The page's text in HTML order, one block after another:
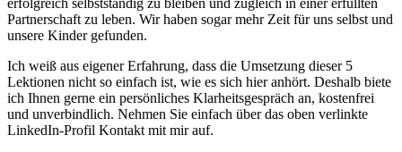
erfolgreich selbstständig zu bleiben und zugleich in einer erfüllten
Partnerschaft zu leben. Wir haben sogar mehr Zeit für uns selbst und
unsere Kinder gefunden.
Ich weiß aus eigener Erfahrung, dass die Umsetzung dieser 5
Lektionen nicht so einfach ist, wie es sich hier anhört. Deshalb biete
ich Ihnen gerne ein persönliches Klarheitsgespräch an, kostenfrei
und unverbindlich. Nehmen Sie einfach über das oben verlinkte
LinkedIn-Profil Kontakt mit mir auf.